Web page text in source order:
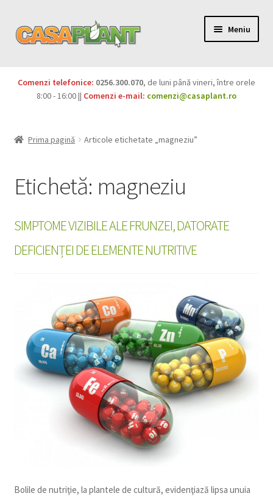
Meniu
Pesticide
Produse BIO
Igienă publică
Casa și grădina
copil
Comenzi telefonice: 0256.300.070, de luni până vineri, între orele
8:00 - 16:00 || Comenzi e-mail: comenzi@casaplant.ro
Prima pagină Articole etichetate „magneziu”
Etichetă: magneziu
SIMPTOME VIZIBILE ALE FRUNZEI, DATORATE
DEFICIENȚEI DE ELEMENTE NUTRITIVE
Bolile de nutriţie, la plantele de cultură, evidenţiază lipsa unuia